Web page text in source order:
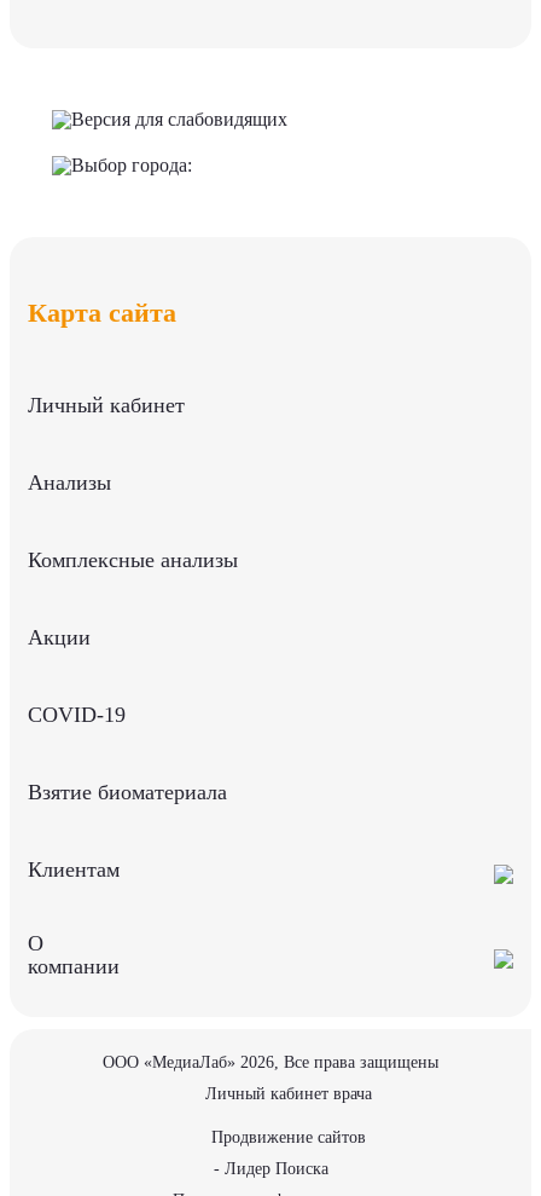
Версия для слабовидящих
Выбор города:
Карта сайта
Личный кабинет
Анализы
Комплексные анализы
Акции
COVID-19
Взятие биоматериала
Клиентам
О
компании
ООО «МедиаЛаб» 2026, Все права защищены
Личный кабинет врача
Продвижение сайтов
- Лидер Поиска